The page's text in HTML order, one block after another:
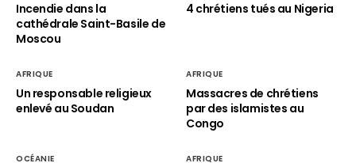
Incendie dans la
cathédrale Saint-Basile de
Moscou
4 chrétiens tués au Nigeria
AFRIQUE
Un responsable religieux
enlevé au Soudan
AFRIQUE
Massacres de chrétiens
par des islamistes au
Congo
OCÉANIE AFRIQUE